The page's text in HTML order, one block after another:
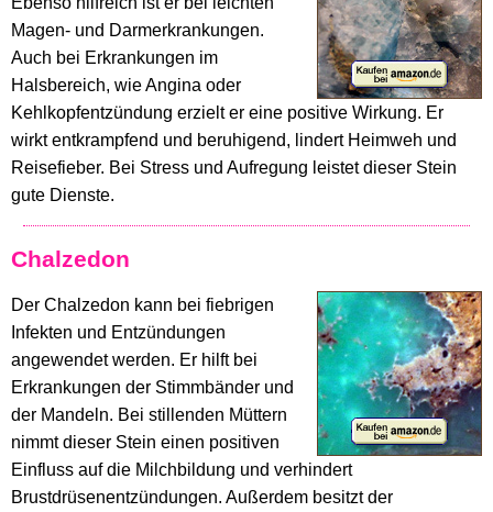
Magen- und Darmerkrankungen.
Auch bei Erkrankungen im
Halsbereich, wie Angina oder
Kehlkopfentzündung erzielt er eine positive Wirkung. Er
wirkt entkrampfend und beruhigend, lindert Heimweh und
Reisefieber. Bei Stress und Aufregung leistet dieser Stein
gute Dienste.
Chalzedon
Der Chalzedon kann bei fiebrigen
Infekten und Entzündungen
angewendet werden. Er hilft bei
Erkrankungen der Stimmbänder und
der Mandeln. Bei stillenden Müttern
nimmt dieser Stein einen positiven
Einfluss auf die Milchbildung und verhindert
Brustdrüsenentzündungen. Außerdem besitzt der